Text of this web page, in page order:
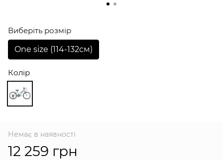
Виберіть розмір
One size (114-132см)
Колір
Немає в наявності
12 259 грн